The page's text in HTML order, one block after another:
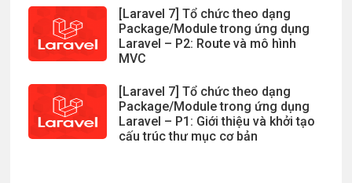
[Laravel 7] Tổ chức theo dạng
Package/Module trong ứng dụng
Laravel – P2: Route và mô hình
MVC
[Laravel 7] Tổ chức theo dạng
Package/Module trong ứng dụng
Laravel – P1: Giới thiệu và khởi tạo
cấu trúc thư mục cơ bản